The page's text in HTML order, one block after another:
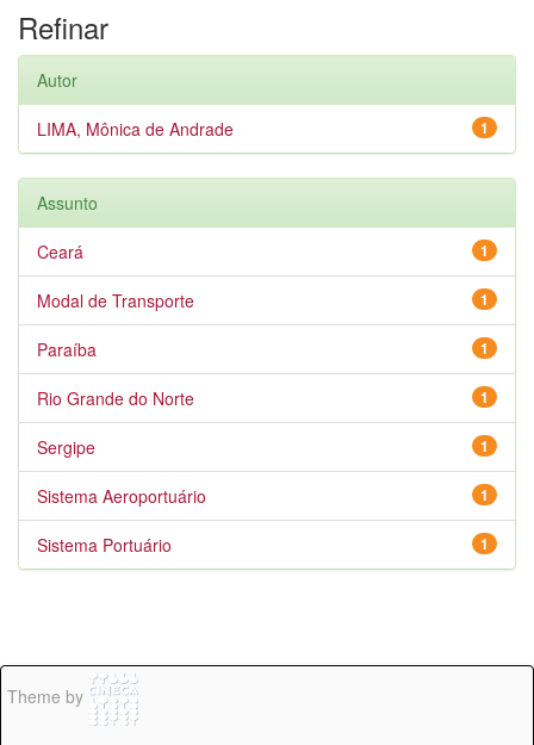
Refinar
Autor
1
LIMA, Mônica de Andrade
Assunto
1
Ceará
1
Modal de Transporte
1
Paraíba
1
Rio Grande do Norte
1
Sergipe
1
Sistema Aeroportuário
1
Sistema Portuário
Theme by